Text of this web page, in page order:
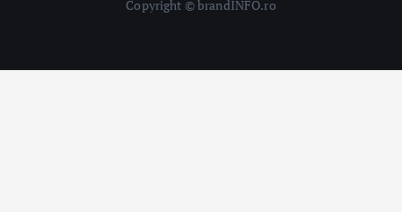
Copyright © brandINFO.ro